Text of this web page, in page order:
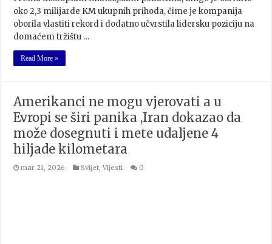
oko 2,3 milijarde KM ukupnih prihoda, čime je kompanija
oborila vlastiti rekord i dodatno učvrstila lidersku poziciju na
domaćem tržištu …
Read More »
Amerikanci ne mogu vjerovati a u
Evropi se širi panika ,Iran dokazao da
može dosegnuti i mete udaljene 4
hiljade kilometara
mar 21, 2026 Svijet,Vijesti 0